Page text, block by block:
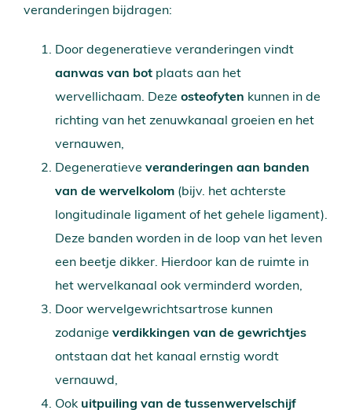
veranderingen bijdragen:
Door degeneratieve veranderingen vindt
aanwas van bot plaats aan het
wervellichaam. Deze osteofyten kunnen in de
richting van het zenuwkanaal groeien en het
vernauwen,
Degeneratieve veranderingen aan banden
van de wervelkolom (bijv. het achterste
longitudinale ligament of het gehele ligament).
Deze banden worden in de loop van het leven
een beetje dikker. Hierdoor kan de ruimte in
het wervelkanaal ook verminderd worden,
Door wervelgewrichtsartrose kunnen
zodanige verdikkingen van de gewrichtjes
ontstaan dat het kanaal ernstig wordt
vernauwd,
Ook uitpuiling van de tussenwervelschijf